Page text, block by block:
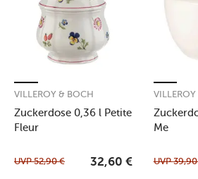
Zuckerdose 0,36 l Petite
Fleur
VILLEROY & BOCH
UVP52,90 € 32,60 €
Me
UVP39,90